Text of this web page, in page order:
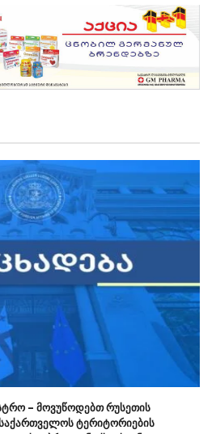
– მოვუწოდებთ რუსეთის
ტერიტორიების